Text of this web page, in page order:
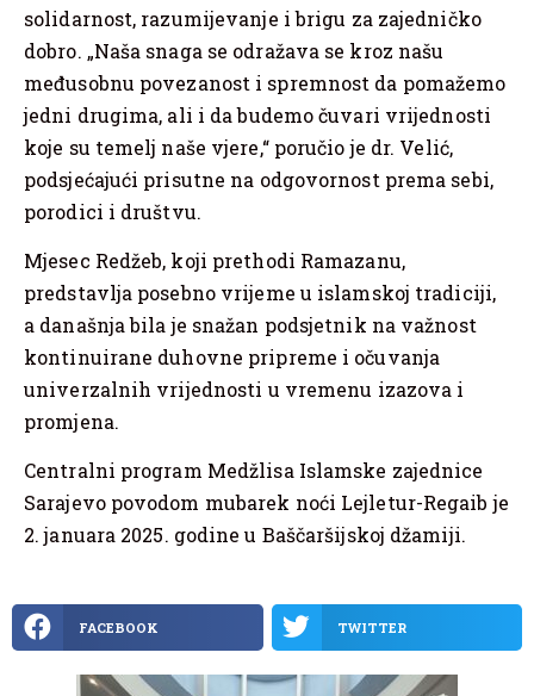
solidarnost, razumijevanje i brigu za zajedničko
dobro. „Naša snaga se odražava se kroz našu
međusobnu povezanost i spremnost da pomažemo
jedni drugima, ali i da budemo čuvari vrijednosti
koje su temelj naše vjere,“ poručio je dr. Velić,
podsjećajući prisutne na odgovornost prema sebi,
porodici i društvu.
Mjesec Redžeb, koji prethodi Ramazanu,
predstavlja posebno vrijeme u islamskoj tradiciji,
a današnja bila je snažan podsjetnik na važnost
kontinuirane duhovne pripreme i očuvanja
univerzalnih vrijednosti u vremenu izazova i
promjena.
Centralni program Medžlisa Islamske zajednice
Sarajevo povodom mubarek noći Lejletur-Regaib je
2. januara 2025. godine u Baščaršijskoj džamiji.
FACEBOOK TWITTER